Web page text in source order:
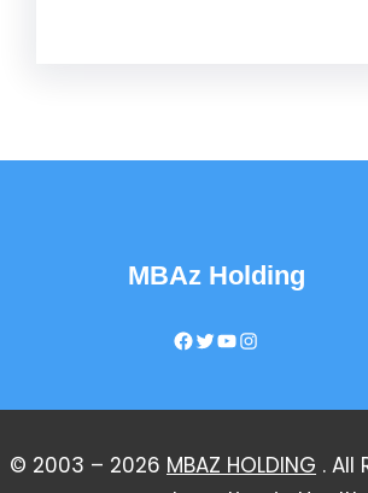
MBAz Holding
Facebook Twitter YouTube Instagram
© 2003 – 2026 MBAZ HOLDING . All